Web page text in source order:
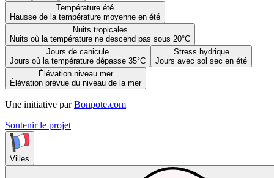
Température été
Hausse de la température moyenne en été
Nuits tropicales
Nuits où la température ne descend pas sous 20°C
Jours de canicule
Jours où la température dépasse 35°C
Stress hydrique
Jours avec sol sec en été
Élévation niveau mer
Élévation prévue du niveau de la mer
Une initiative par Bonpote.com
Soutenir le projet
Villes